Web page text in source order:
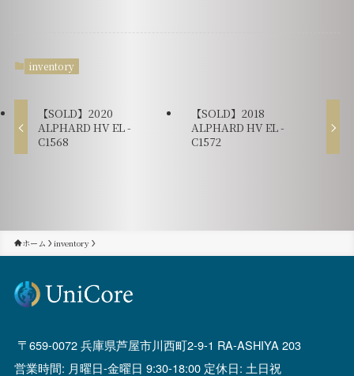
inventory
【SOLD】2020
ALPHARD HV EL -
C1568
【SOLD】2018
ALPHARD HV EL -
C1572
ホーム inventory
659-0072 兵庫県芦屋市川西町2-9-1 RA-ASHIYA 203
営業時間: 月曜日-金曜日 9:30-18:00 定休日: 土日祝